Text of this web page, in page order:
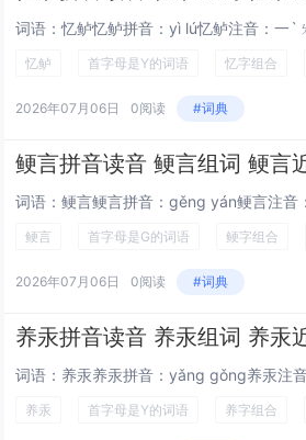
忆鲈 首字母是Y的词语 忆字组合
2026年07月06日 0阅读 #词典
鲠言 首字母是G的词语 鲠字组合
2026年07月06日 0阅读 #词典
养汞 首字母是Y的词语 养字组合